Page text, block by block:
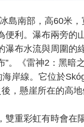
島南部，高60米
便利。瀑布兩旁的
瀑布水流與周圍的
”。《雷神2：黑暗
岸線。它位於
，懸崖所在的高
重彩虹有時會在